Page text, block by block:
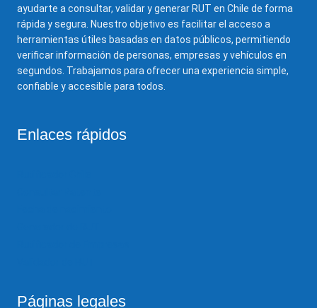
ayudarte a consultar, validar y generar RUT en Chile de forma
rápida y segura. Nuestro objetivo es facilitar el acceso a
herramientas útiles basadas en datos públicos, permitiendo
verificar información de personas, empresas y vehículos en
segundos. Trabajamos para ofrecer una experiencia simple,
confiable y accesible para todos.
Enlaces rápidos
Páginas legales